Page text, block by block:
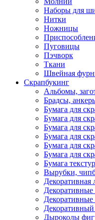
Наборы для
Нитки
Ножницы
Пуговицы
Пэчворк
Ткани
Швейная
Скрапбукинг
Альбомы,
Брадсы,
Бумага для
Бумага для
Бумага для
Бумага для
Бумага для
Бумага для
Бумага
Вырубки,
Декоративная
Декоративный
Дыроколы